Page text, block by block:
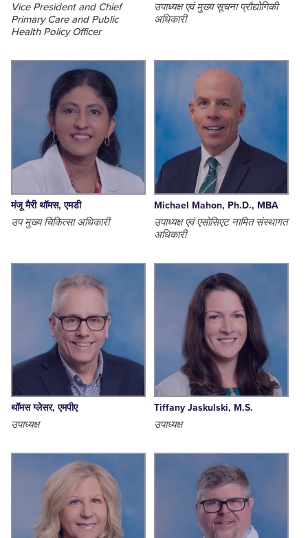
Vice President and Chief
Primary Care and Public
Health Policy Officer
उपाध्यक्ष एवं मुख्य सूचना प्रौद्योगिकी
अधिकारी
मंजू मैरी थॉमस, एमडी
उप मुख्य चिकित्सा अधिकारी
Michael Mahon, Ph.D., MBA
उपाध्यक्ष एवं एसोसिएट नामित संस्थागत
अधिकारी
थॉमस ग्लेसर, एमपीए
उपाध्यक्ष
Tiffany Jaskulski, M.S.
उपाध्यक्ष